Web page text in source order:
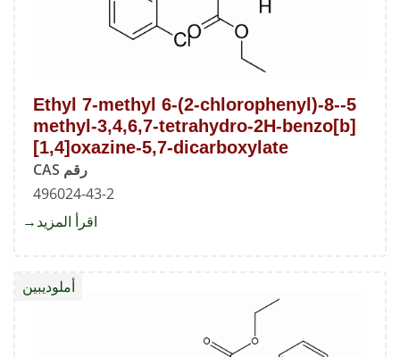
5-Ethyl 7-methyl 6-(2-chlorophenyl)-8-
methyl-3,4,6,7-tetrahydro-2H-benzo[b]
[1,4]oxazine-5,7-dicarboxylate
رقم CAS
496024-43-2
اقرأ المزيد
7-
أملوديبين